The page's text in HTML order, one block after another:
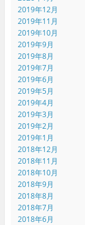
2019年12月
2019年11月
2019年10月
2019年9月
2019年8月
2019年7月
2019年6月
2019年5月
2019年4月
2019年3月
2019年2月
2019年1月
2018年12月
2018年11月
2018年10月
2018年9月
2018年8月
2018年7月
2018年6月